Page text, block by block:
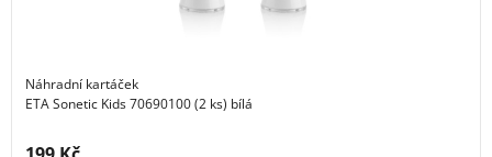
Náhradní kartáček
ETA Sonetic Kids 70690100 (2 ks) bílá